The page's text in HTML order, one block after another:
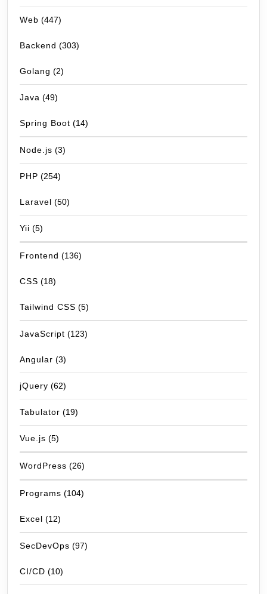
Web (447)
Backend (303)
Golang (2)
Java (49)
Spring Boot (14)
Node.js (3)
PHP (254)
Laravel (50)
Yii (5)
Frontend (136)
CSS (18)
Tailwind CSS (5)
JavaScript (123)
Angular (3)
jQuery (62)
Tabulator (19)
Vue.js (5)
WordPress (26)
Programs (104)
Excel (12)
SecDevOps (97)
CI/CD (10)